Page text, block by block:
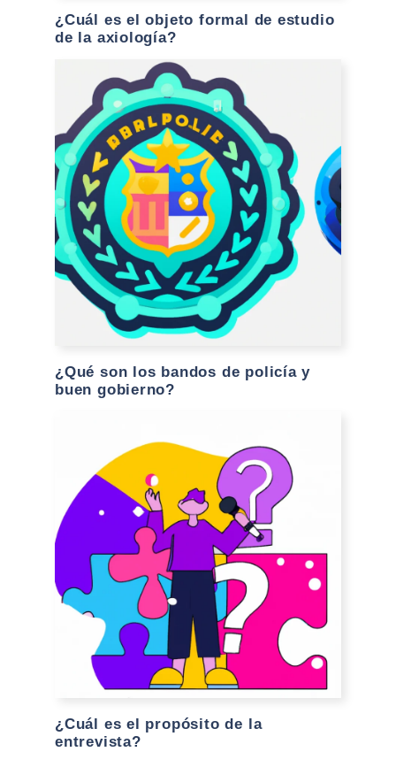
¿Cuál es el objeto formal de estudio
de la axiología?
¿Qué son los bandos de policía y
buen gobierno?
¿Cuál es el propósito de la
entrevista?